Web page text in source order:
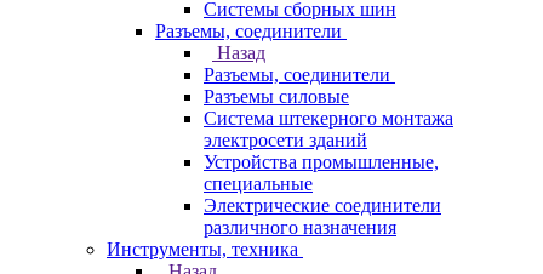
Системы сборных шин
Разъемы, соединители
Назад
Разъемы, соединители
Разъемы силовые
Система штекерного монтажа
электросети зданий
Устройства промышленные,
специальные
Электрические соединители
различного назначения
Инструменты, техника